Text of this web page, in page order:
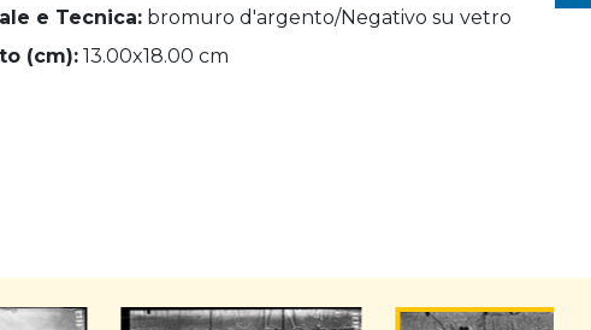
e Tecnica: bromuro d'argento/Negativo su vetro
(cm): 13.00x18.00 cm